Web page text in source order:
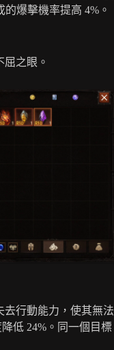
爆擊機率提高 4%。
之眼。
去行動能力，使其無法
低 24%。同一個目標